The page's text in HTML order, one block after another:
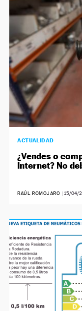
NEWSLETTER
SÍGUENOS
ACTUALIDAD
¿Vendes o
Internet? No
RAÚL ROMOJARO | 15/04/